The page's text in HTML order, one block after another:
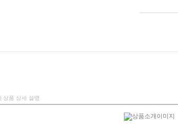
| 상품 상세 설명